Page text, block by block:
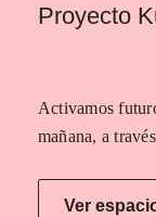
Proyecto
Activamos
mañana, a
Ver